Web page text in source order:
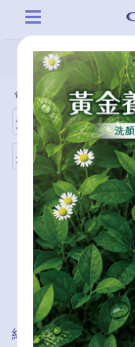
全商品 商品
純淨白C PRO